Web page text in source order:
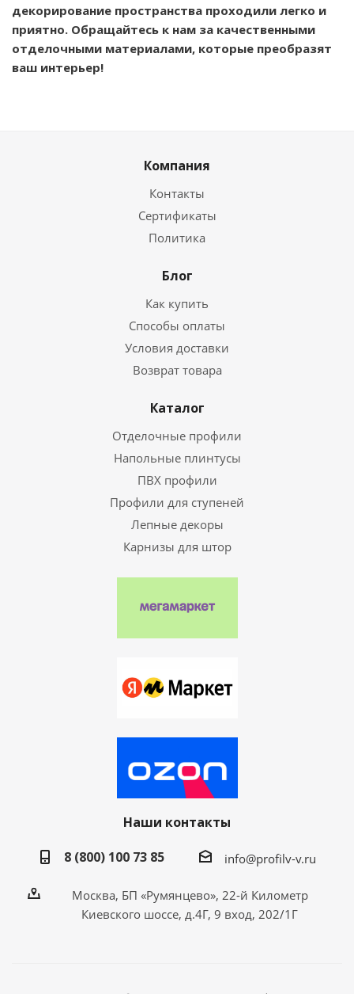
декорирование пространства проходили легко и
приятно. Обращайтесь к нам за качественными
отделочными материалами, которые преобразят
ваш интерьер!
Компания
Контакты
Сертификаты
Политика
Блог
Как купить
Способы оплаты
Условия доставки
Возврат товара
Каталог
Отделочные профили
Напольные плинтусы
ПВХ профили
Профили для ступеней
Лепные декоры
Карнизы для штор
Наши контакты
8 (800) 100 73 85
info@profilv-v.ru
Москва, БП «Румянцево», 22-й Километр
Киевского шоссе, д.4Г, 9 вход, 202/1Г